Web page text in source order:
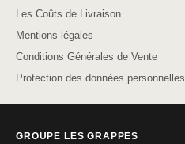
Les Coûts de Livraison
Mentions légales
Conditions Générales de Vente
Protection des données personnelles
GROUPE LES GRAPPES